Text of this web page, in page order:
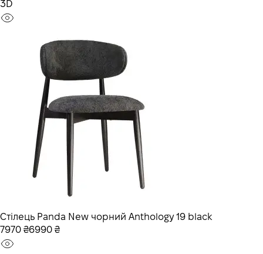
3D
Стілець Panda New чорний Anthology 19 black
7970 ₴6990 ₴